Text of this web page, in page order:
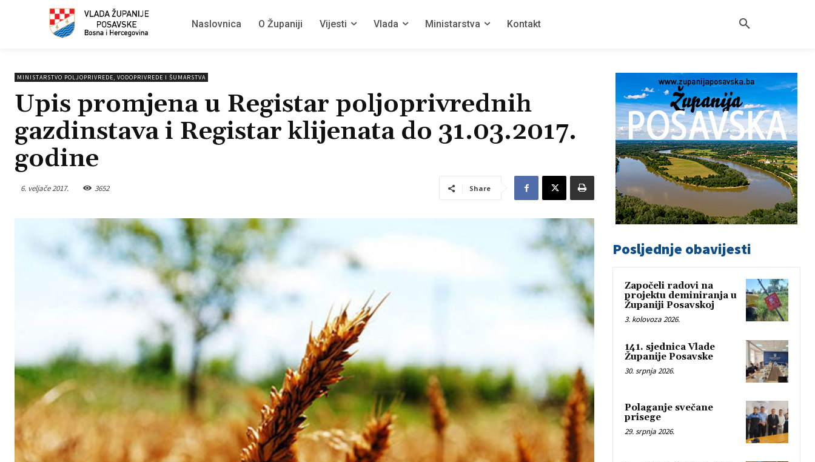
Naslovnica O Županiji Vijesti Vlada Ministarstva Kontakt
MINISTARSTVO POLJOPRIVREDE, VODOPRIVREDE I ŠUMARSTVA
Upis promjena u Registar poljoprivrednih
gazdinstava i Registar klijenata do 31.03.2017.
godine
6. veljače 2017. 3652 Share
Posljednje obavijesti
Započeli radovi na
projektu deminiranja u
Županiji Posavskoj
3. kolovoza 2026.
141. sjednica Vlade
Županije Posavske
30. srpnja 2026.
Polaganje svečane
prisege
29. srpnja 2026.